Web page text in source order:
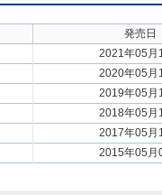
発売日
2021年05月
2020年05月
2019年05月
2018年05月
2017年05月
2015年05月